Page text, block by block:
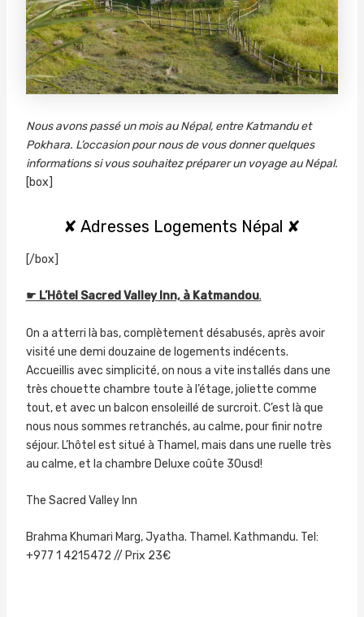
Nous avons passé un mois au Népal, entre Katmandu et
Pokhara. L’occasion pour nous de vous donner quelques
informations si vous souhaitez préparer un voyage au Népal.
[box]
✘ Adresses Logements Népal ✘
[/box]
☛ L’Hôtel Sacred Valley Inn, à Katmandou.
On a atterri là bas, complètement désabusés, après avoir
visité une demi douzaine de logements indécents.
Accueillis avec simplicité, on nous a vite installés dans une
très chouette chambre toute à l’étage, joliette comme
tout, et avec un balcon ensoleillé de surcroit. C’est là que
nous nous sommes retranchés, au calme, pour finir notre
séjour. L’hôtel est situé à Thamel, mais dans une ruelle très
au calme, et la chambre Deluxe coûte 30usd!
The Sacred Valley Inn
Brahma Khumari Marg, Jyatha. Thamel. Kathmandu. Tel:
+977 1 4215472 // Prix 23€